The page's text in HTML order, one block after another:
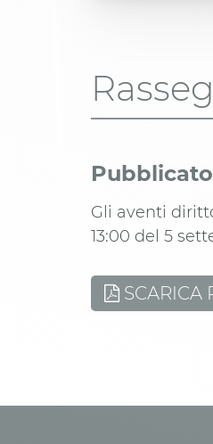
Gli aventi
13:00 del 5
SCARICA